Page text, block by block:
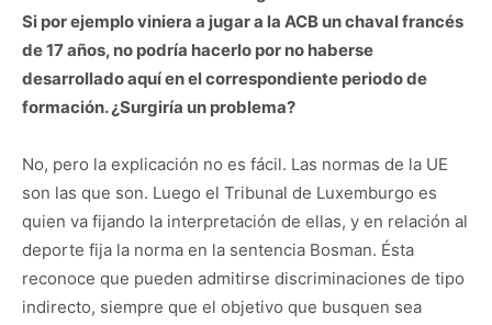
Si por ejemplo viniera a jugar a la ACB un chaval francés
de 17 años, no podría hacerlo por no haberse
desarrollado aquí en el correspondiente periodo de
formación. ¿Surgiría un problema?
No, pero la explicación no es fácil. Las normas de la UE
son las que son. Luego el Tribunal de Luxemburgo es
quien va fijando la interpretación de ellas, y en relación al
deporte fija la norma en la sentencia Bosman. Ésta
reconoce que pueden admitirse discriminaciones de tipo
indirecto, siempre que el objetivo que busquen sea